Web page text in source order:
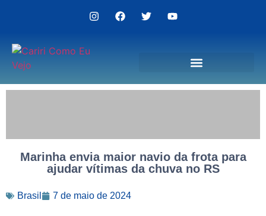
Marinha envia maior navio da frota para
ajudar vítimas da chuva no RS
Brasil 7 de maio de 2024